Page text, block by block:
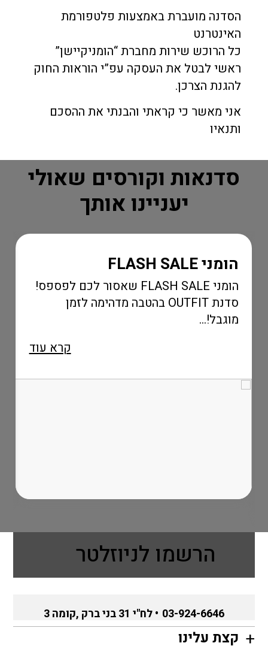
הסדנה מועברת באמצעות פלטפורמת
האינטרנט
כל הרוכש שירות מחברת “הומניקיישן”
ראשי לבטל את העסקה עפ”י הוראות החוק
להגנת הצרכן.
אני מאשר כי קראתי והבנתי את ההסכם
ותנאיו
סדנאות וקורסים שאולי
יעניינו אותך
הומני FLASH SALE
הומני FLASH SALE שאסור לכם לפספס!
סדנת OUTFIT בהטבה מדהימה לזמן
מוגבל!...
קרא עוד
הרשמו לניוזלטר
03-924-6646 • לח"י 31 בני ברק ,קומה 3
קצת עלינו